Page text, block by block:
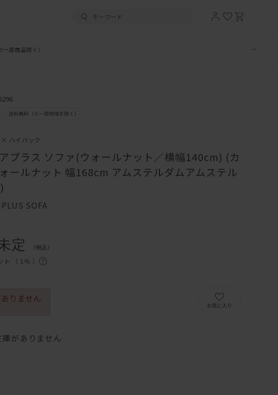
一部商品除く）
ハイバック
プラス ソファ(ウォールナット／横幅140cm) (カ
ールナット 幅168cm アムステルダムアムステル
SOFA
定 （税込）
ト （ 1％ ）
庫がありません
りません
お気に入り